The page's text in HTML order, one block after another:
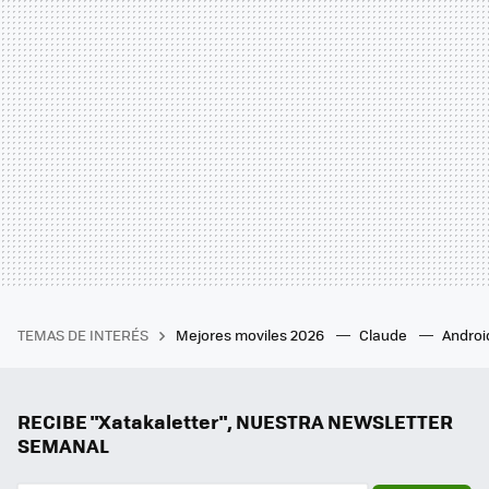
TEMAS DE INTERÉS Mejores moviles 2026 Claude
RECIBE "Xatakaletter", NUESTRA NEWSLETTER
SEMANAL